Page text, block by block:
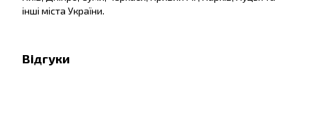
інші міста України.
Відгуки